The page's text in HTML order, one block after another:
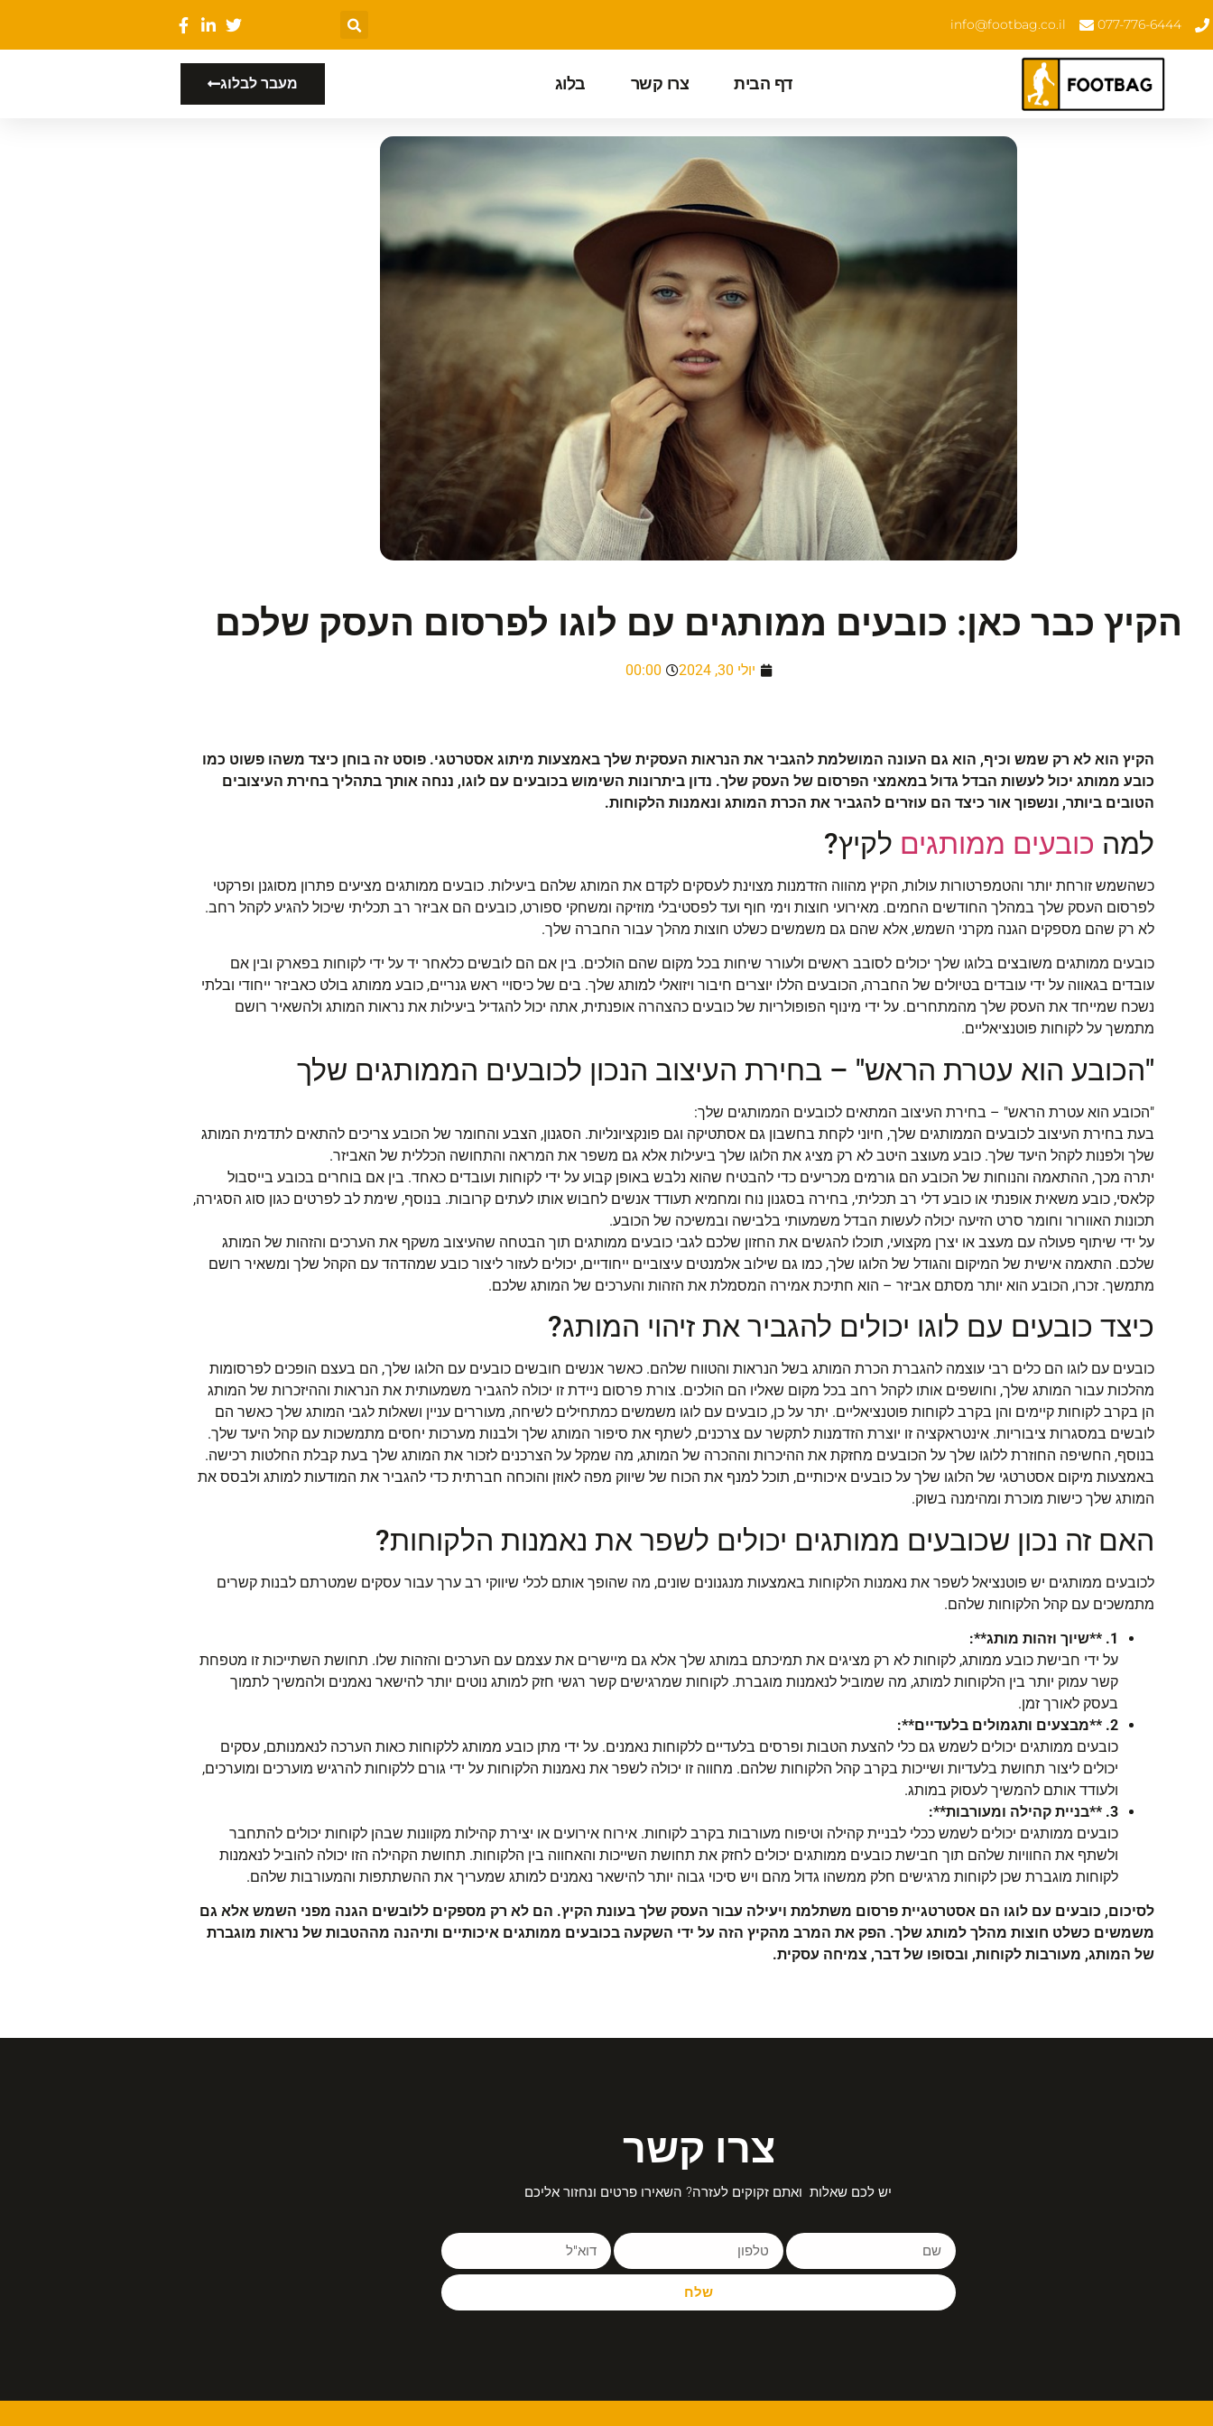
077-776-6444
info@footbag.co.il
דף הבית צרו קשר בלוג מעבר לבלוג
הקיץ כבר כאן: כובעים ממותגים עם לוגו לפרסום העסק שלכם
יולי 30, 2024 00:00
הקיץ הוא לא רק שמש וכיף, הוא גם העונה המושלמת להגביר את הנראות העסקית שלך באמצעות מיתוג אסטרטגי. פוסט זה בוחן כיצד משהו פשוט כמו
כובע ממותג יכול לעשות הבדל גדול במאמצי הפרסום של העסק שלך. נדון ביתרונות השימוש בכובעים עם לוגו, ננחה אותך בתהליך בחירת העיצובים
הטובים ביותר, ונשפוך אור כיצד הם עוזרים להגביר את הכרת המותג ונאמנות הלקוחות.
למה כובעים ממותגים לקיץ?
כשהשמש זורחת יותר והטמפרטורות עולות, הקיץ מהווה הזדמנות מצוינת לעסקים לקדם את המותג שלהם ביעילות. כובעים ממותגים מציעים פתרון מסוגנן ופרקטי
לפרסום העסק שלך במהלך החודשים החמים. מאירועי חוצות וימי חוף ועד לפסטיבלי מוזיקה ומשחקי ספורט, כובעים הם אביזר רב תכליתי שיכול להגיע לקהל רחב.
לא רק שהם מספקים הגנה מקרני השמש, אלא שהם גם משמשים כשלט חוצות מהלך עבור החברה שלך.
כובעים ממותגים משובצים בלוגו שלך יכולים לסובב ראשים ולעורר שיחות בכל מקום שהם הולכים. בין אם הם לובשים כלאחר יד על ידי לקוחות בפארק ובין אם
עובדים בגאווה על ידי עובדים בטיולים של החברה, הכובעים הללו יוצרים חיבור ויזואלי למותג שלך. בים של כיסויי ראש גנריים, כובע ממותג בולט כאביזר ייחודי ובלתי
נשכח שמייחד את העסק שלך מהמתחרים. על ידי מינוף הפופולריות של כובעים כהצהרה אופנתית, אתה יכול להגדיל ביעילות את נראות המותג ולהשאיר רושם
מתמשך על לקוחות פוטנציאליים.
"הכובע הוא עטרת הראש" – בחירת העיצוב הנכון לכובעים הממותגים שלך
"הכובע הוא עטרת הראש" – בחירת העיצוב המתאים לכובעים הממותגים שלך:
בעת בחירת העיצוב לכובעים הממותגים שלך, חיוני לקחת בחשבון גם אסתטיקה וגם פונקציונליות. הסגנון, הצבע והחומר של הכובע צריכים להתאים לתדמית המותג
שלך ולפנות לקהל היעד שלך. כובע מעוצב היטב לא רק מציג את הלוגו שלך ביעילות אלא גם משפר את המראה והתחושה הכללית של האביזר.
יתרה מכך, ההתאמה והנוחות של הכובע הם גורמים מכריעים כדי להבטיח שהוא נלבש באופן קבוע על ידי לקוחות ועובדים כאחד. בין אם בוחרים בכובע בייסבול
קלאסי, כובע משאית אופנתי או כובע דלי רב תכליתי, בחירה בסגנון נוח ומחמיא תעודד אנשים לחבוש אותו לעתים קרובות. בנוסף, שימת לב לפרטים כגון סוג הסגירה,
תכונות האוורור וחומר סרט הזיעה יכולה לעשות הבדל משמעותי בלבישה ובמשיכה של הכובע.
על ידי שיתוף פעולה עם מעצב או יצרן מקצועי, תוכלו להגשים את החזון שלכם לגבי כובעים ממותגים תוך הבטחה שהעיצוב משקף את הערכים והזהות של המותג
שלכם. התאמה אישית של המיקום והגודל של הלוגו שלך, כמו גם שילוב אלמנטים עיצוביים ייחודיים, יכולים לעזור ליצור כובע שמהדהד עם הקהל שלך ומשאיר רושם
מתמשך. זכרו, הכובע הוא יותר מסתם אביזר – הוא חתיכת אמירה המסמלת את הזהות והערכים של המותג שלכם.
כיצד כובעים עם לוגו יכולים להגביר את זיהוי המותג?
כובעים עם לוגו הם כלים רבי עוצמה להגברת הכרת המותג בשל הנראות והטווח שלהם. כאשר אנשים חובשים כובעים עם הלוגו שלך, הם בעצם הופכים לפרסומות
מהלכות עבור המותג שלך, וחושפים אותו לקהל רחב בכל מקום שאליו הם הולכים. צורת פרסום ניידת זו יכולה להגביר משמעותית את הנראות וההיזכרות של המותג
הן בקרב לקוחות קיימים והן בקרב לקוחות פוטנציאליים. יתר על כן, כובעים עם לוגו משמשים כמתחילים לשיחה, מעוררים עניין ושאלות לגבי המותג שלך כאשר הם
לובשים במסגרות ציבוריות. אינטראקציה זו יוצרת הזדמנות לתקשר עם צרכנים, לשתף את סיפור המותג שלך ולבנות מערכות יחסים מתמשכות עם קהל היעד שלך.
בנוסף, החשיפה החוזרת ללוגו שלך על הכובעים מחזקת את ההיכרות וההכרה של המותג, מה שמקל על הצרכנים לזכור את המותג שלך בעת קבלת החלטות רכישה.
באמצעות מיקום אסטרטגי של הלוגו שלך על כובעים איכותיים, תוכל למנף את הכוח של שיווק מפה לאוזן והוכחה חברתית כדי להגביר את המודעות למותג ולבסס את
המותג שלך כישות מוכרת ומהימנה בשוק.
האם זה נכון שכובעים ממותגים יכולים לשפר את נאמנות הלקוחות?
לכובעים ממותגים יש פוטנציאל לשפר את נאמנות הלקוחות באמצעות מנגנונים שונים, מה שהופך אותם לכלי שיווקי רב ערך עבור עסקים שמטרתם לבנות קשרים
מתמשכים עם קהל הלקוחות שלהם.
1. **שיוך וזהות מותג**:
על ידי חבישת כובע ממותג, לקוחות לא רק מציגים את תמיכתם במותג שלך אלא גם מיישרים את עצמם עם הערכים והזהות שלו. תחושת השתייכות זו מטפחת
קשר עמוק יותר בין הלקוחות למותג, מה שמוביל לנאמנות מוגברת. לקוחות שמרגישים קשר רגשי חזק למותג נוטים יותר להישאר נאמנים ולהמשיך לתמוך
בעסק לאורך זמן.
2. **מבצעים ותגמולים בלעדיים**:
כובעים ממותגים יכולים לשמש גם כלי להצעת הטבות ופרסים בלעדיים ללקוחות נאמנים. על ידי מתן כובע ממותג ללקוחות כאות הערכה לנאמנותם, עסקים
יכולים ליצור תחושת בלעדיות ושייכות בקרב קהל הלקוחות שלהם. מחווה זו יכולה לשפר את נאמנות הלקוחות על ידי גורם ללקוחות להרגיש מוערכים ומוערכים,
ולעודד אותם להמשיך לעסוק במותג.
3. **בניית קהילה ומעורבות**:
כובעים ממותגים יכולים לשמש ככלי לבניית קהילה וטיפוח מעורבות בקרב לקוחות. אירוח אירועים או יצירת קהילות מקוונות שבהן לקוחות יכולים להתחבר
ולשתף את החוויות שלהם תוך חבישת כובעים ממותגים יכולים לחזק את תחושת השייכות והאחווה בין הלקוחות. תחושת הקהילה הזו יכולה להוביל לנאמנות
לקוחות מוגברת שכן לקוחות מרגישים חלק ממשהו גדול מהם ויש סיכוי גבוה יותר להישאר נאמנים למותג שמעריך את ההשתתפות והמעורבות שלהם.
לסיכום, כובעים עם לוגו הם אסטרטגיית פרסום משתלמת ויעילה עבור העסק שלך בעונת הקיץ. הם לא רק מספקים ללובשים הגנה מפני השמש אלא גם
משמשים כשלט חוצות מהלך למותג שלך. הפק את המרב מהקיץ הזה על ידי השקעה בכובעים ממותגים איכותיים ותיהנה מההטבות של נראות מוגברת
של המותג, מעורבות לקוחות, ובסופו של דבר, צמיחה עסקית.
צרו קשר
יש לכם שאלות ואתם זקוקים לעזרה? השאירו פרטים ונחזור אליכם
שלח